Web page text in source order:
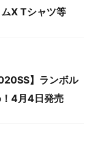
X Tシャツ等
】ランボル
4月4日発売